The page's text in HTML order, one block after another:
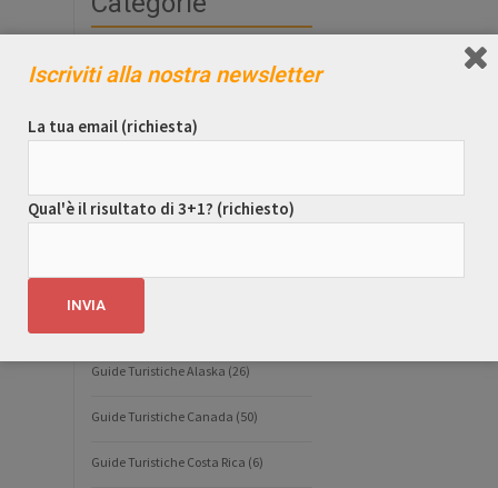
British Columbia(1)
Fauna(1)
Guide Turistiche Alaska (26)
Guide Turistiche Canada (50)
Guide Turistiche Costa Rica (6)
Iscriviti alla nostra newsletter
La tua email (richiesta)
Qual'è il risultato di 3+1? (richiesto)